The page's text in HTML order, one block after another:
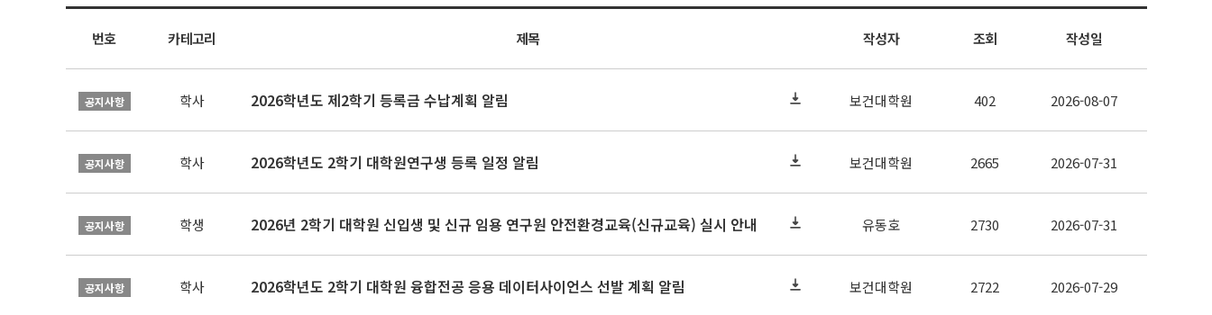
번호 카테고리 제목 작성자 조회 작성일
공지사항 학사 2026학년도 제2학기 등록금 수납계획 알림 보건대학원 402 2026-08-07
공지사항 학사 2026학년도 2학기 대학원연구생 등록 일정 알림 보건대학원 2665 2026-07-31
공지사항 학생 2026년 2학기 대학원 신입생 및 신규 임용 연구원 안전환경교육(신규교육) 실시 안내 유동호 2730 2026-07-31
공지사항 학사 2026학년도 2학기 대학원 융합전공 응용 데이터사이언스 선발 계획 알림 보건대학원 2722 2026-07-29